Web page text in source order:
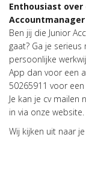
Enthousiast over
Accountmanager
Ben jij die Junior
gaat? Ga je
persoonlijke
App dan voor een
50265911 voor
Je kan je cv mailen
in via onze website.
Wij kijken uit naar je